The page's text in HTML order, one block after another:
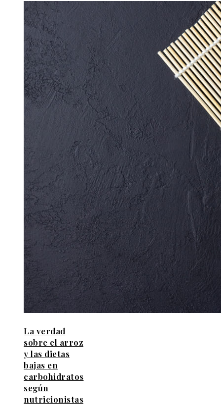
La verdad
sobre el arroz
y las dietas
bajas en
carbohidratos
según
nutricionistas